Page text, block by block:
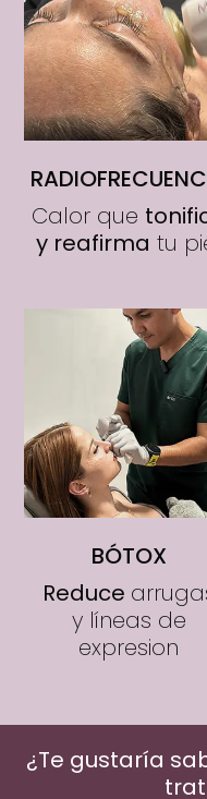
Calor que
y reafirma tu
BÓTOX
Reduce
y líneas de
expresion
¿Te gustaría